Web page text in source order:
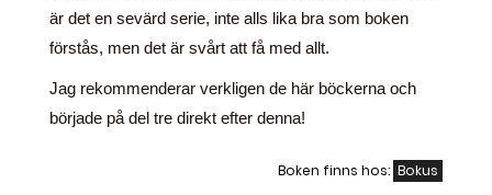
är det en sevärd serie, inte alls lika bra som boken
förstås, men det är svårt att få med allt.
Jag rekommenderar verkligen de här böckerna och
började på del tre direkt efter denna!
Boken finns hos: Bokus